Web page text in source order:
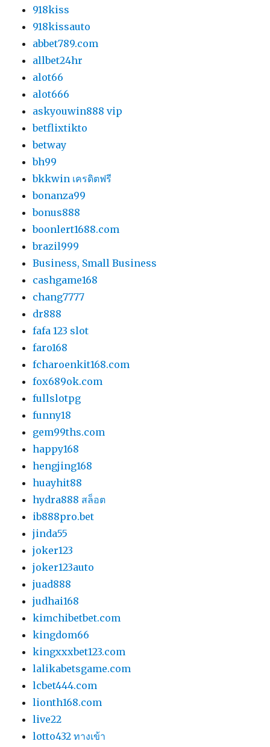
918kiss
918kissauto
abbet789.com
allbet24hr
alot66
alot666
askyouwin888 vip
betflixtikto
betway
bh99
bkkwin เครดิตฟรี
bonanza99
bonus888
boonlert1688.com
brazil999
Business, Small Business
cashgame168
chang7777
dr888
fafa 123 slot
faro168
fcharoenkit168.com
fox689ok.com
fullslotpg
funny18
gem99ths.com
happy168
hengjing168
huayhit88
hydra888 สล็อต
ib888pro.bet
jinda55
joker123
joker123auto
juad888
judhai168
kimchibetbet.com
kingdom66
kingxxxbet123.com
lalikabetsgame.com
lcbet444.com
lionth168.com
live22
lotto432 ทางเข้า